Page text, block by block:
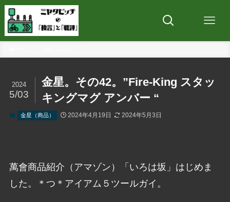
金星。その42。”Fire-King スタッ
キングマグ アンバー “
2024
5/03
金星（商品） 2024年4月19日 2024年5月3日
萬會商品紹介（アマゾン）「いろは坂」はじめま
した。＊つ＊アイアム５ツールガイ。